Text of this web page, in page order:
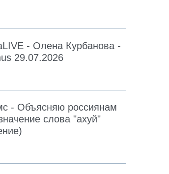
- Олена Курбанова -
29.07.2026
- Объясняю россиянам
слова "ахуй"